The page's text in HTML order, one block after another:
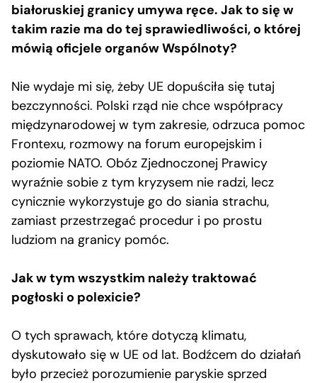
białoruskiej granicy umywa ręce. Jak to się w
takim razie ma do tej sprawiedliwości, o której
mówią oficjele organów Wspólnoty?
Nie wydaje mi się, żeby UE dopuściła się tutaj
bezczynności. Polski rząd nie chce współpracy
międzynarodowej w tym zakresie, odrzuca pomoc
Frontexu, rozmowy na forum europejskim i
poziomie NATO. Obóz Zjednoczonej Prawicy
wyraźnie sobie z tym kryzysem nie radzi, lecz
cynicznie wykorzystuje go do siania strachu,
zamiast przestrzegać procedur i po prostu
ludziom na granicy pomóc.
Jak w tym wszystkim należy traktować
pogłoski o polexicie?
O tych sprawach, które dotyczą klimatu,
dyskutowało się w UE od lat. Bodźcem do działań
było przecież porozumienie paryskie sprzed